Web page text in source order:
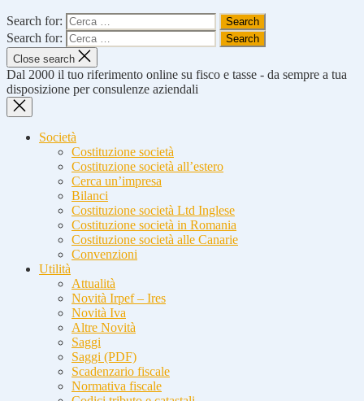
Search for:
Search for:
Close search
Dal 2000 il tuo riferimento online su fisco e tasse - da sempre a tua
disposizione per consulenze aziendali
Società
Costituzione società
Costituzione società all’estero
Cerca un’impresa
Bilanci
Costituzione società Ltd Inglese
Costituzione società in Romania
Costituzione società alle Canarie
Convenzioni
Utilità
Attualità
Novità Irpef – Ires
Novità Iva
Altre Novità
Saggi
Saggi (PDF)
Scadenzario fiscale
Normativa fiscale